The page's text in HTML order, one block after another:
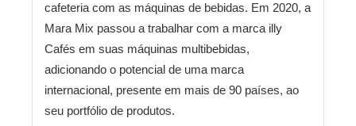
cafeteria com as máquinas de bebidas. Em 2020, a
Mara Mix passou a trabalhar com a marca illy
Cafés em suas máquinas multibebidas,
adicionando o potencial de uma marca
internacional, presente em mais de 90 países, ao
seu portfólio de produtos.